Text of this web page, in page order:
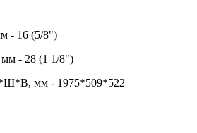
- 16 (5/8")
- 28 (1 1/8")
мм - 1975*509*522